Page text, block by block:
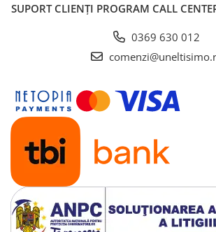
Piese schimb Dumpere si Roabe
Piese schimb miniexcavatoare
Piese schimb Tocatoare Vegetatie
Cosire si tocare vegetatie
Tocatoare de vegetatie
Tocatoare de vegetatie cu brat
Tocatoare de vegetatie teleghidate
Tocatoare vegetatie cardan tractor
Tocatoare vegetatie hidraulice
Tocatoare vegetatie motor termic
SUPORT CLIENȚI PROGRAM CALL
0369 630 012